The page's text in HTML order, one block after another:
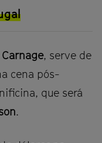
, serve de
cena pós-
que será
.